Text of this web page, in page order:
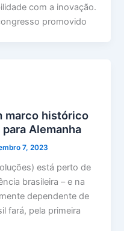
com a inovação.
promovido
marco histórico
Alemanha
7, 2023
está perto de
brasileira – e na
dependente de
fará, pela primeira